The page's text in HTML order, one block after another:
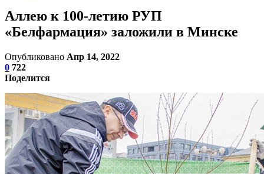
Аллею к 100-летию РУП
«Белфармация» заложили в Минске
Опубликовано Апр 14, 2022
0 722
Поделится